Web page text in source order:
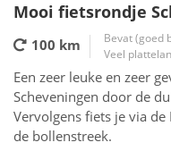
Mooi fietsrondje
100 km
Bevat (goed
Veel
Een zeer leuke en zeer
Scheveningen door de
Vervolgens fiets je via
de bollenstreek.